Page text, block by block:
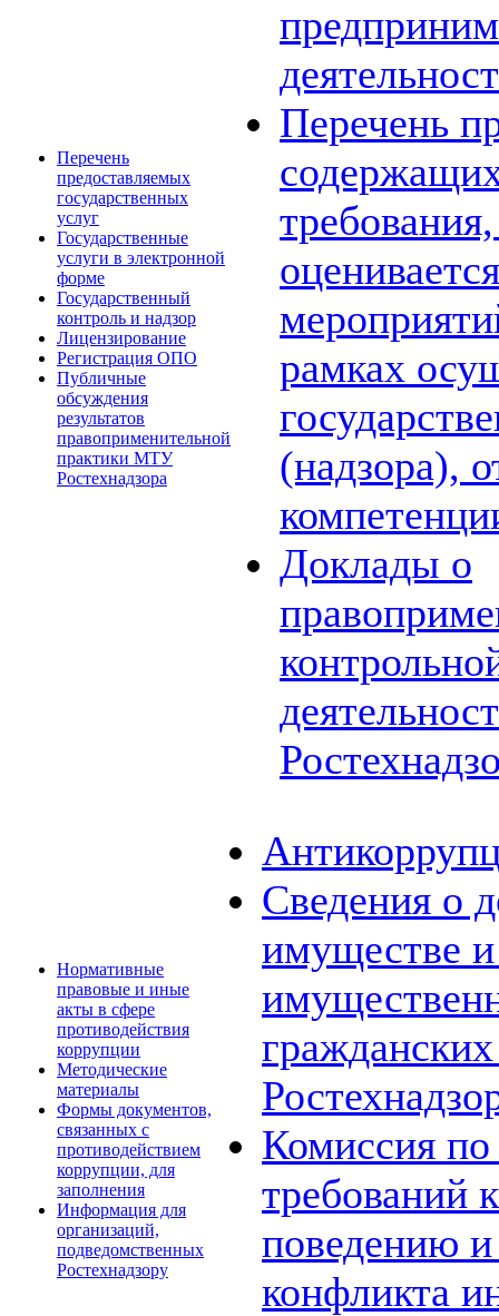
Перечень
предоставляемых
государственных
услуг
Государственные
услуги в электронной
форме
Государственный
контроль и надзор
Лицензирование
Регистрация ОПО
Публичные
обсуждения
результатов
правоприменительной
практики МТУ
Ростехнадзора
Перечень
рамках
(надзора),
Доклады о
Нормативные
правовые и иные
акты в сфере
противодействия
коррупции
Методические
материалы
Формы документов,
связанных с
противодействием
коррупции, для
заполнения
Информация для
организаций,
подведомственных
Ростехнадзору
Сведения о
имуществе и
Комиссия
требований
поведению
конфликта